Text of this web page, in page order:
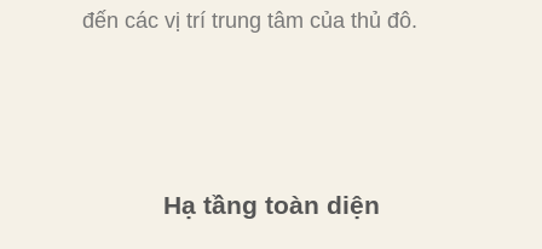
đến các vị trí trung tâm của thủ đô.
Hạ tầng toàn diện